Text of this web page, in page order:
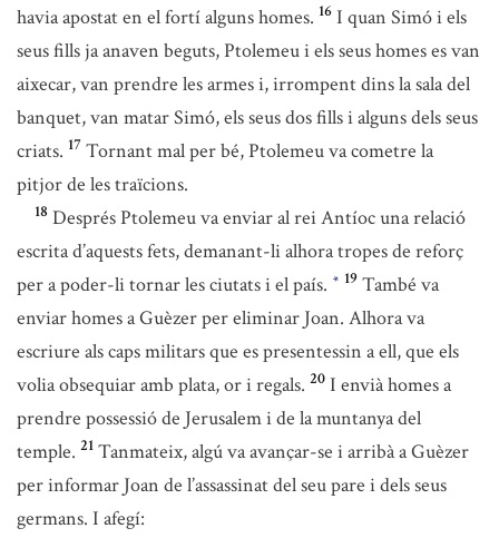
havia apostat en el fortí alguns homes. 16 I quan Simó i els
seus fills ja anaven beguts, Ptolemeu i els seus homes es van
aixecar, van prendre les armes i, irrompent dins la sala del
banquet, van matar Simó, els seus dos fills i alguns dels seus
criats. 17 Tornant mal per bé, Ptolemeu va cometre la
pitjor de les traïcions.
18 Després Ptolemeu va enviar al rei Antíoc una relació
escrita d’aquests fets, demanant-li alhora tropes de reforç
per a poder-li tornar les ciutats i el país. * 19 També va
enviar homes a Guèzer per eliminar Joan. Alhora va
escriure als caps militars que es presentessin a ell, que els
volia obsequiar amb plata, or i regals. 20 I envià homes a
prendre possessió de Jerusalem i de la muntanya del
temple. 21 Tanmateix, algú va avançar-se i arribà a Guèzer
per informar Joan de l’assassinat del seu pare i dels seus
germans. I afegí: